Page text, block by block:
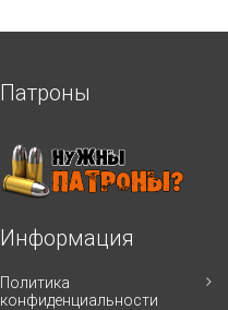
Патроны
Информация
Политика
конфиденциальности